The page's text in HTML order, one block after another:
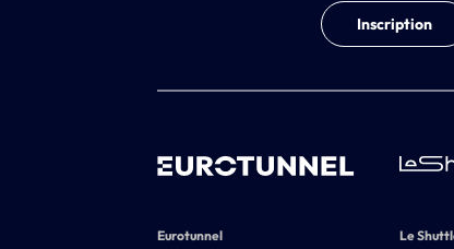
Inscription
Eurotunnel Le